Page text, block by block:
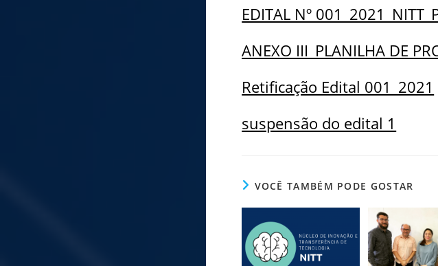
EDITAL Nº
ANEXO III_PLANILHA DE
Retificação Edital 001_2021
suspensão do edital 1
VOCÊ TAMBÉM PODE GOSTAR